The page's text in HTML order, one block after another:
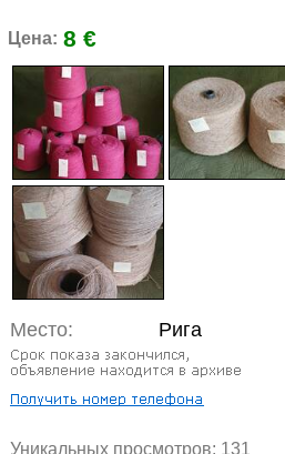
Цена: 8 €
Место: Рига
Уникальных просмотров: 131